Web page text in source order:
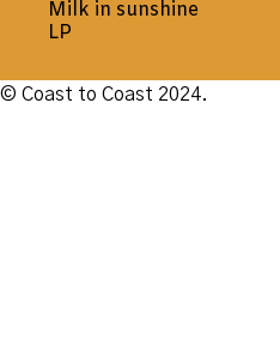
Milk in sunshine
LP
© Coast to Coast 2024.